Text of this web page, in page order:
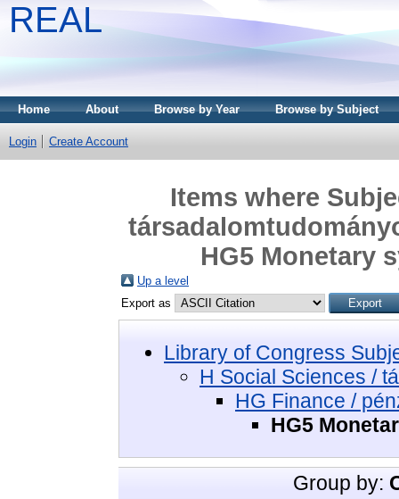
REAL
Home About Browse by Year Browse by Subject
Login Create Account
Items where
HG5 Monetary
Up a level
Export as
Library of Congress
H Social Sciences /
HG Finance /
HG5
Group by: